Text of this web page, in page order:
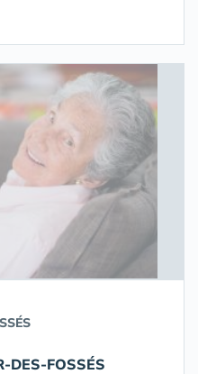
DES-FOSSÉS